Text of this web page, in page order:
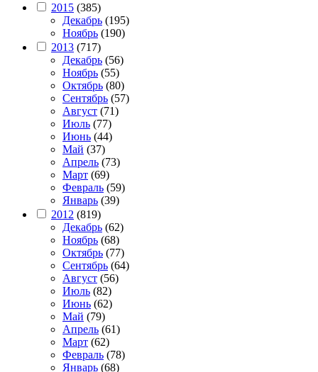
2015 (385)
Декабрь (195)
Ноябрь (190)
2013 (717)
Декабрь (56)
Ноябрь (55)
Октябрь (80)
Сентябрь (57)
Август (71)
Июль (77)
Июнь (44)
Май (37)
Апрель (73)
Март (69)
Февраль (59)
Январь (39)
2012 (819)
Декабрь (62)
Ноябрь (68)
Октябрь (77)
Сентябрь (64)
Август (56)
Июль (82)
Июнь (62)
Май (79)
Апрель (61)
Март (62)
Февраль (78)
Январь (68)